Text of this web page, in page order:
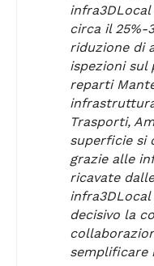
circa il 25%-
riduzione di
ispezioni
reparti
Trasporti,
superficie si
grazie alle
ricavate
decisivo la
semplificare